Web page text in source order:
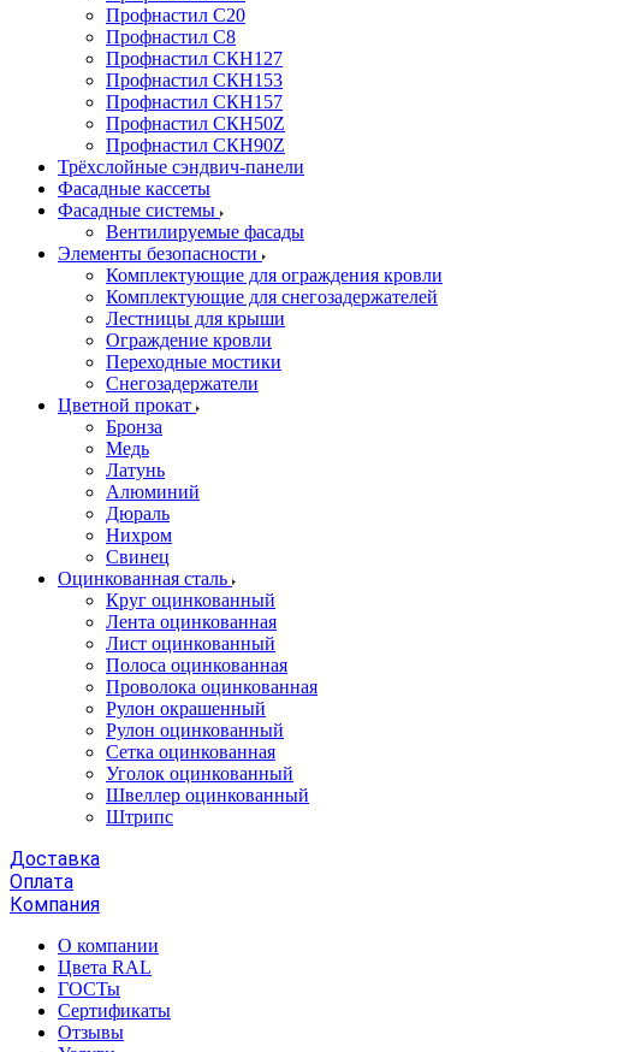
Профнастил С20
Профнастил С8
Профнастил СКН127
Профнастил СКН153
Профнастил СКН157
Профнастил СКН50Z
Профнастил СКН90Z
Трёхслойные сэндвич-панели
Фасадные кассеты
Фасадные системы
Вентилируемые фасады
Элементы безопасности
Комплектующие для ограждения кровли
Комплектующие для снегозадержателей
Лестницы для крыши
Ограждение кровли
Переходные мостики
Снегозадержатели
Цветной прокат
Бронза
Медь
Латунь
Алюминий
Дюраль
Нихром
Свинец
Оцинкованная сталь
Круг оцинкованный
Лента оцинкованная
Лист оцинкованный
Полоса оцинкованная
Проволока оцинкованная
Рулон окрашенный
Рулон оцинкованный
Сетка оцинкованная
Уголок оцинкованный
Швеллер оцинкованный
Штрипс
Доставка
Оплата
Компания
О компании
Цвета RAL
ГОСТы
Сертификаты
Отзывы